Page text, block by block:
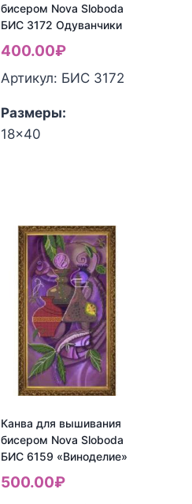
бисером Nova Sloboda
БИС 3172 Одуванчики
400.00₽
Артикул: БИС 3172
вышивания
бисером
Nova
Sloboda
БИС
3172
Одуванчики
Размеры:
18x40
Канва для вышивания
бисером Nova Sloboda
БИС 6159 «Виноделие»
500.00₽